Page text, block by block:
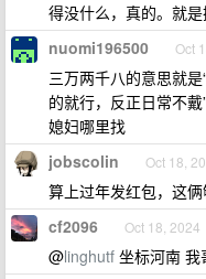
得没什么，真的。就
nuomi196500 Oct
三万两千八的意思就
的就行，反正日常不
媳妇哪里找
jobscolin Oct 18,
算上过年发红包，这
cf2096 Oct 18, 2024
@linghutf 坐标河南